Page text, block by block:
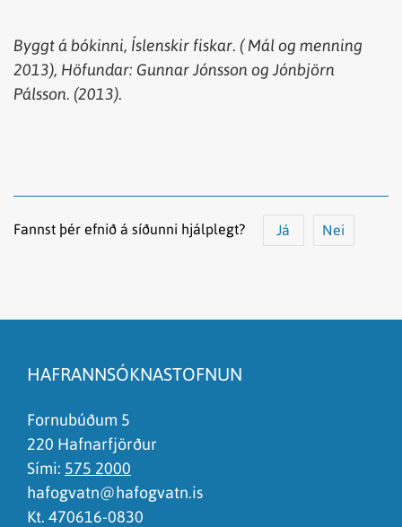
Byggt á bókinni, Íslenskir fiskar. ( Mál og menning
2013), Höfundar: Gunnar Jónsson og Jónbjörn
Pálsson. (2013).
Fannst þér efnið á síðunni hjálplegt? Já Nei
Það er of mikið efni á síðunni
Ég skil ekki efnið, finnst það of flókið
HAFRANNSÓKNASTOFNUN
Fornubúðum 5
220 Hafnarfjörður
Sími: 575 2000
hafogvatn@hafogvatn.is
Kt. 470616-0830